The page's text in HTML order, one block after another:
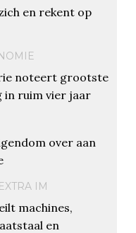
en rekent op
noteert grootste
ruim vier jaar
over aan
IM
machines,
en